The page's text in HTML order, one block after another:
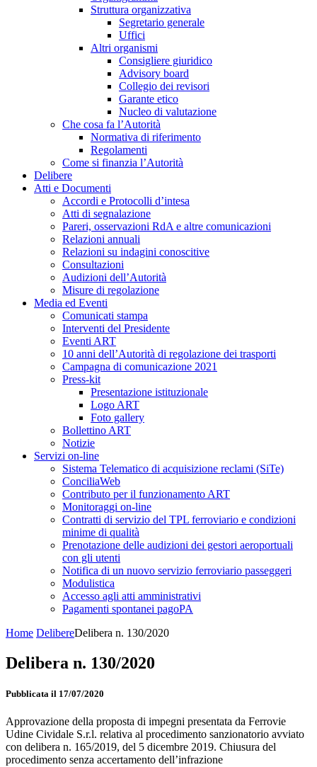
Struttura organizzativa
Segretario generale
Uffici
Altri organismi
Consigliere giuridico
Advisory board
Collegio dei revisori
Garante etico
Nucleo di valutazione
Che cosa fa l’Autorità
Normativa di riferimento
Regolamenti
Come si finanzia l’Autorità
Delibere
Atti e Documenti
Accordi e Protocolli d’intesa
Atti di segnalazione
Pareri, osservazioni RdA e altre comunicazioni
Relazioni annuali
Relazioni su indagini conoscitive
Consultazioni
Audizioni dell’Autorità
Misure di regolazione
Media ed Eventi
Comunicati stampa
Interventi del Presidente
Eventi ART
10 anni dell’Autorità di regolazione dei trasporti
Campagna di comunicazione 2021
Press-kit
Presentazione istituzionale
Logo ART
Foto gallery
Bollettino ART
Notizie
Servizi on-line
Sistema Telematico di acquisizione reclami (SiTe)
ConciliaWeb
Contributo per il funzionamento ART
Monitoraggi on-line
Contratti di servizio del TPL ferroviario e condizioni
minime di qualità
Prenotazione delle audizioni dei gestori aeroportuali
con gli utenti
Notifica di un nuovo servizio ferroviario passeggeri
Modulistica
Accesso agli atti amministrativi
Pagamenti spontanei pagoPA
Home DelibereDelibera n. 130/2020
Delibera n. 130/2020
Pubblicata il 17/07/2020
Approvazione della proposta di impegni presentata da Ferrovie
Udine Cividale S.r.l. relativa al procedimento sanzionatorio avviato
con delibera n. 165/2019, del 5 dicembre 2019. Chiusura del
procedimento senza accertamento dell’infrazione